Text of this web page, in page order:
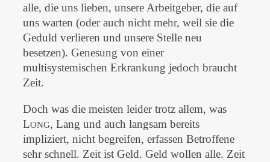
alle, die uns lieben, unsere Arbeitgeber, die auf
uns warten (oder auch nicht mehr, weil sie die
Geduld verlieren und unsere Stelle neu
besetzen). Genesung von einer
multisystemischen Erkrankung jedoch braucht
Zeit.
Doch was die meisten leider trotz allem, was
LONG, Lang und auch langsam bereits
impliziert, nicht begreifen, erfassen Betroffene
sehr schnell. Zeit ist Geld. Geld wollen alle. Zeit